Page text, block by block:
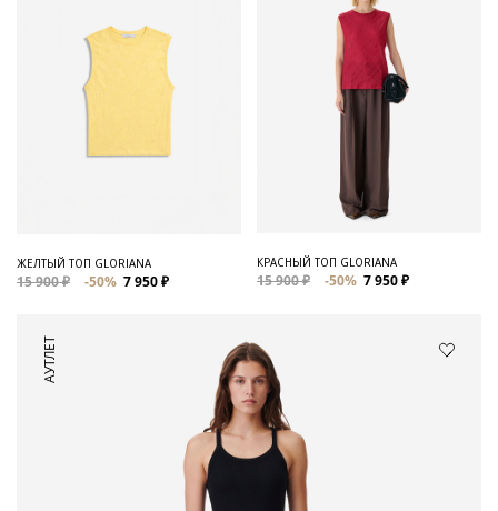
ЖЕЛТЫЙ ТОП GLORIANA
15 900 ₽ -50% 7 950 ₽
КРАСНЫЙ ТОП GLORIANA
15 900 ₽ -50% 7 950 ₽
АУТЛЕТ